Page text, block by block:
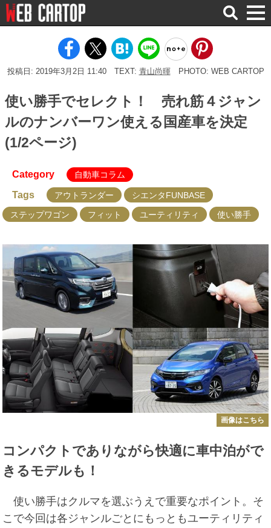
検
索
投稿日: 2019年3月2日 11:40 TEXT: 青山尚暉 PHOTO: WEB CARTOP
使い勝手でセレクト！ 売れ筋４ジャン
ルのナンバーワン使える国産車を決定
(1/2ページ)
Category 自動車コラム
Tags アウトランダー
シエンタFUNBASE
ステップワゴン
フィット ユーティリティ 使い勝手
画像はこちら
コンパクトでありながら快適に車中泊がで
きるモデルも！
使い勝手はクルマを選ぶうえで重要なポイント。そ
こで今回は各ジャンルごとにもっともユーティリティ